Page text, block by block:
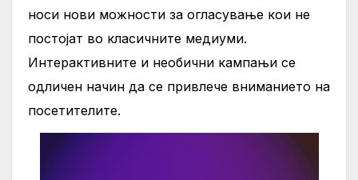
носи нови можности за огласување кои не
постојат во класичните медиуми.
Интерактивните и необични кампањи се
одличен начин да се привлече вниманието на
посетителите.